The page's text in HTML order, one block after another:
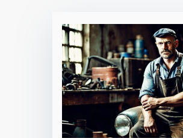
содержимому